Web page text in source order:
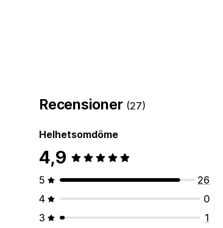
Recensioner (27)
Helhetsomdöme
4,9
5
26
4
0
3
1